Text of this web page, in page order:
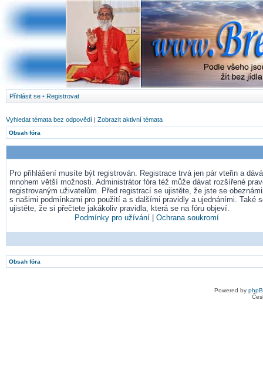
Přihlásit se • Registrovat
Vyhledat témata bez odpovědí | Zobrazit aktivní témata
Obsah fóra
Pro přihlášení musíte být registrován. Registrace trvá jen pár vteřin a
mnohem větší možnosti. Administrátor fóra též může dávat rozšířené
registrovaným uživatelům. Před registrací se ujistěte, že jste se
s našimi podmínkami pro použití a s dalšími pravidly a ujednáními. Také
ujistěte, že si přečtete jakákoliv pravidla, která se na fóru objeví.
Podmínky pro užívání
Ochrana soukromí
Obsah fóra
Powered by